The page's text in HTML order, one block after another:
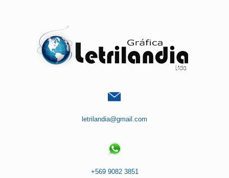
letrilandia@gmail.com
+569 9082 3851